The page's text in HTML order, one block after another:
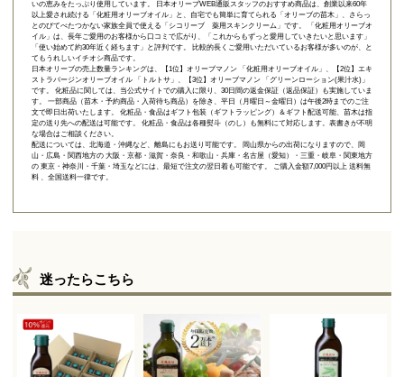
いの恵みをたっぷり使用しています。 日本オリーブWEB通販スタッフのおすすめ商品は、創業以来60年
以上愛され続ける「 化粧用オリーブオイル 」と、自宅でも簡単に育てられる「 オリーブの苗木 」、さらっ
とのびてべたつかない家族全員で使える「 シコリーブ 薬用スキンクリーム 」です。 「化粧用オリーブオ
イル」は、長年ご愛用のお客様から口コミで広がり、「これからもずっと愛用していきたいと思います」
「使い始めて約30年近く経ちます」と評判です。 比較的長くご愛用いただいているお客様が多いのが、と
てもうれしいイチオシ商品です。
日本オリーブの売上数量ランキングは、【1位】オリーブマノン 「 化粧用オリーブオイル 」、【2位】
エキ
ストラバージンオリーブオイル 「トルトサ」
、【3位】 オリーブマノン 「グリーンローション(果汁水)」
です。 化粧品に関しては、当公式サイトでの購入に限り、 30日間の返金保証（返品保証）
も実施していま
す。 一部商品（苗木・予約商品・入荷待ち商品）を除き、平日（月曜日～金曜日）は午後2時までのご注
文で即日出荷いたします。 化粧品・食品はギフト包装（ギフトラッピング）＆ギフト配送可能、苗木は指
定の送り先への配送は可能です。 化粧品・食品は各種熨斗（のし）も無料にて対応します。表書きが不明
な場合はご相談ください。
配送については、北海道・沖縄など、離島にもお送り可能です。 岡山県からの出荷になりますので、岡
山・広島・関西地方の 大阪・京都・滋賀・奈良・和歌山・兵庫・名古屋（愛知）・三重・岐阜・関東地方
の 東京・神奈川・千葉・埼玉などには、最短で注文の翌日着も可能です。 ご購入金額7,000円以上 送料無
料 、全国送料一律です。
迷ったらこちら